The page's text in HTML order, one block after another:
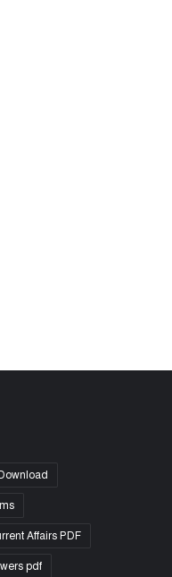
Affairs PDF
pdf